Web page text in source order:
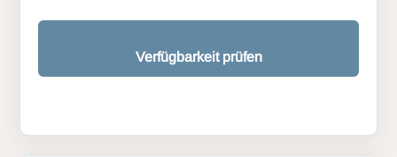
Verfügbarkeit prüfen